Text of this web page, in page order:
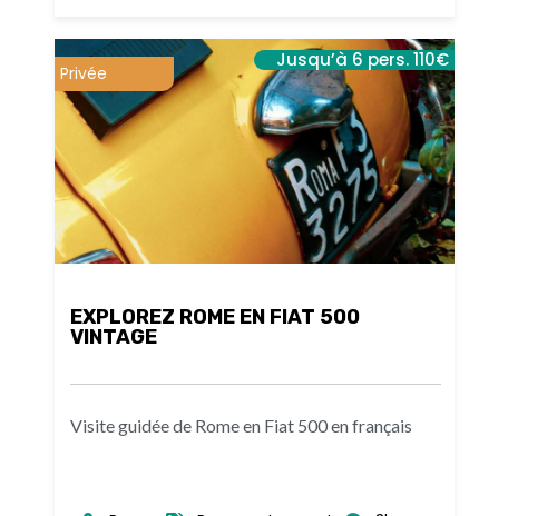
Jusqu’à 6 pers. 110€
Privée
EXPLOREZ ROME EN FIAT 500
VINTAGE
Visite guidée de Rome en Fiat 500 en français